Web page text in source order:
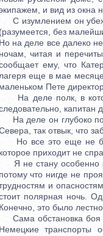
и вид из окна
С изумлением он
(разумеется, без
Но на деле все далеко
ночам, читая и
ему, что
еще в мае
маленьком Пете
На деле полк, в
капитан
На деле он глубоко
так отвык, что
Но все это еще не
которое приходит не
Я не стану особенно
потому что нигде не
и
полярная ночь.
Конечно, это было
Сама обстановка боя
Немецкие транспорты